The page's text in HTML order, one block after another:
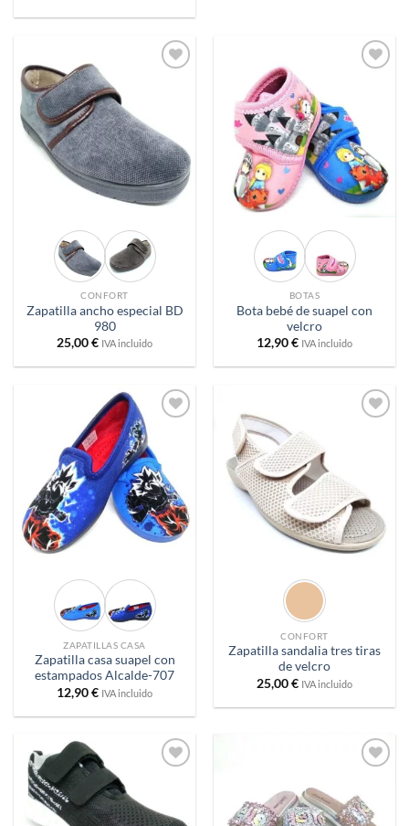
CONFORT
Zapatilla ancho especial BD
980
25,00€ IVA incluido
BOTAS
Bota bebé de suapel con
velcro
12,90€ IVA incluido
deseos
ZAPATILLAS CASA
Zapatilla casa suapel con
estampados Alcalde-707
12,90€ IVA incluido
CONFORT
Zapatilla sandalia tres tiras
de velcro
25,00€ IVA incluido
deseos